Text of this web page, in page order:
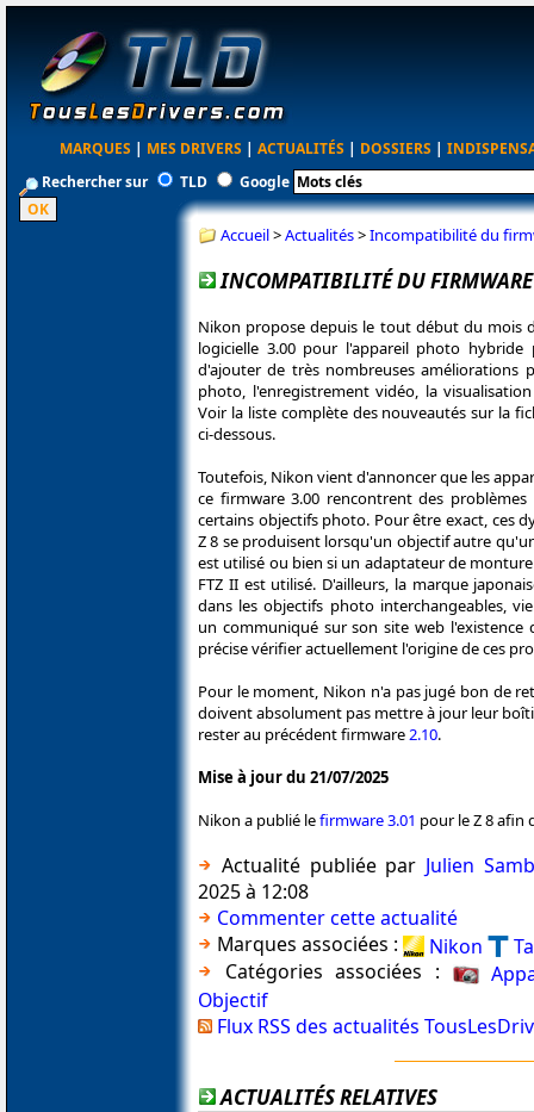
MARQUES | MES DRIVERS | ACTUALITÉS | DOSSIERS |
Rechercher sur
TLD Google
Accueil>Actualités>Incompatibilité du
INCOMPATIBILITÉ DU
Nikon propose depuis le tout début du mois
logicielle 3.00 pour l'appareil photo
d'ajouter de très nombreuses améliorations
photo, l'enregistrement vidéo, la
Voir la liste complète des nouveautés sur la
ci-dessous.
Toutefois, Nikon vient d'annoncer que les
ce firmware 3.00 rencontrent des
certains objectifs photo. Pour être exact, ces
Z 8 se produisent lorsqu'un objectif autre
est utilisé ou bien si un adaptateur de
FTZ II est utilisé. D'ailleurs, la marque
dans les objectifs photo interchangeables,
un communiqué sur son site web l'existence
précise vérifier actuellement l'origine de ces
Pour le moment, Nikon n'a pas jugé bon de
doivent absolument pas mettre à jour leur
rester au précédent firmware 2.10.
Mise à jour du 21/07/2025
Nikon a publié lefirmware 3.01 pour le Z 8 afin
Actualité publiée par Julien
2025 à 12:08
Commenter cette actualité
Marques associées :
Nikon
Catégories associées :
Objectif
Flux RSS des actualités
ACTUALITÉS RELATIVES